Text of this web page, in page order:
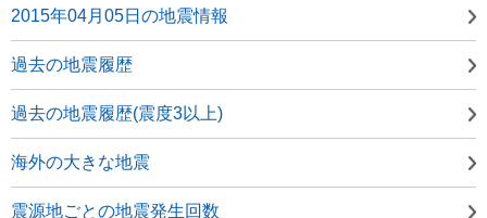
2015年04月05日の地震情報
過去の地震履歴
過去の地震履歴(震度3以上)
海外の大きな地震
震源地ごとの地震発生回数